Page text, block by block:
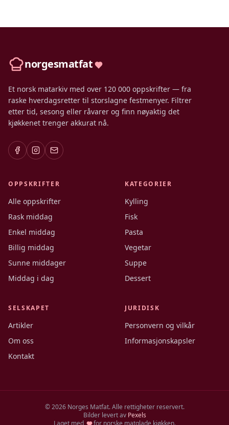
norgesmatfat
Et norsk matarkiv med over 120 000 oppskrifter — fra
raske hverdagsretter til storslagne festmenyer. Filtrer
etter tid, sesong eller råvarer og finn nøyaktig det
kjøkkenet trenger akkurat nå.
OPPSKRIFTER
Alle oppskrifter
Rask middag
Enkel middag
Billig middag
Sunne middager
Middag i dag
KATEGORIER
Kylling
Fisk
Pasta
Vegetar
Suppe
Dessert
SELSKAPET
Artikler
Om oss
Kontakt
JURIDISK
Personvern og vilkår
Informasjonskapsler
©2026Norges Matfat. Alle rettigheter reservert.
Bilder levert av Pexels
Laget med
for norske matglade kjøkken.